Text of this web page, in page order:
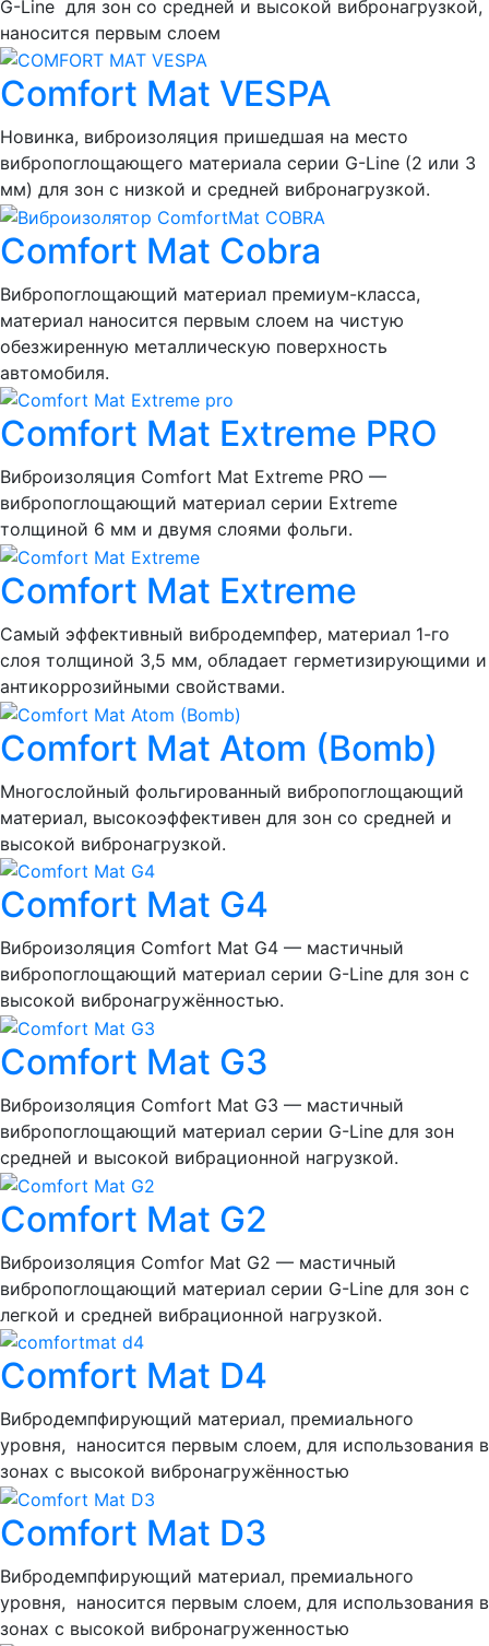
G-Line для зон со средней и высокой вибронагрузкой,
наносится первым слоем
Comfort Mat VESPA
Новинка, виброизоляция пришедшая на место
вибропоглощающего материала серии G-Line (2 или 3
мм) для зон с низкой и средней вибронагрузкой.
Comfort Mat Cobra
Вибропоглощающий материал премиум-класса,
материал наносится первым слоем на чистую
обезжиренную металлическую поверхность
автомобиля.
Comfort Mat Extreme PRO
Виброизоляция Comfort Mat Extreme PRO —
вибропоглощающий материал серии Extreme
толщиной 6 мм и двумя слоями фольги.
Comfort Mat Extreme
Самый эффективный вибродемпфер, материал 1-го
слоя толщиной 3,5 мм, обладает герметизирующими и
антикоррозийными свойствами.
Comfort Mat Atom (Bomb)
Многослойный фольгированный вибропоглощающий
материал, высокоэффективен для зон со средней и
высокой вибронагрузкой.
Comfort Mat G4
Виброизоляция Comfort Mat G4 — мастичный
вибропоглощающий материал серии G-Line для зон с
высокой вибронагружённостью.
Comfort Mat G3
Виброизоляция Comfort Mat G3 — мастичный
вибропоглощающий материал серии G-Line для зон
средней и высокой вибрационной нагрузкой.
Comfort Mat G2
Виброизоляция Comfor Mat G2 — мастичный
вибропоглощающий материал серии G-Line для зон с
легкой и средней вибрационной нагрузкой.
Comfort Mat D4
Вибродемпфирующий материал, премиального
уровня, наносится первым слоем, для использования в
зонах с высокой вибронагружённостью
Comfort Mat D3
Вибродемпфирующий материал, премиального
уровня, наносится первым слоем, для использования в
зонах с высокой вибронагруженностью